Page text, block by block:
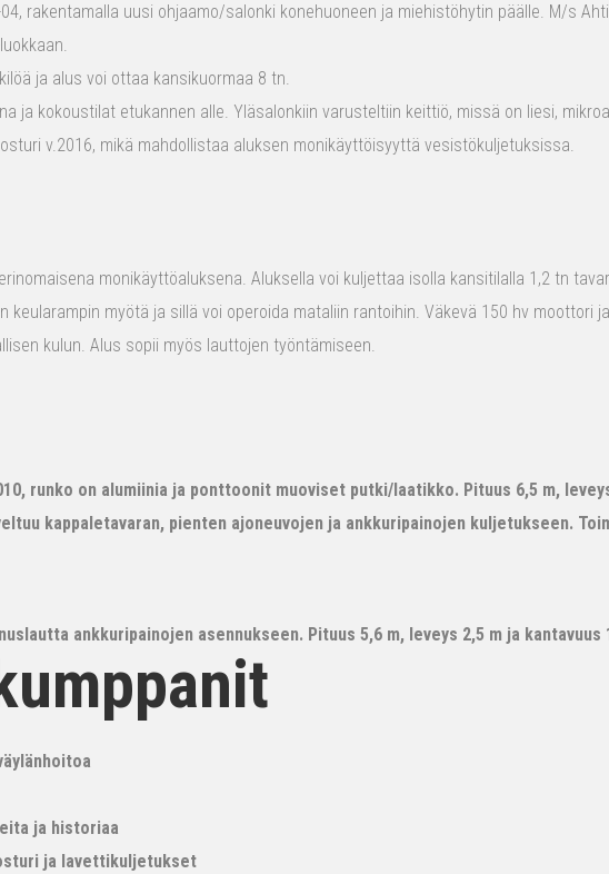
rakentamalla uusi ohjaamo/salonki konehuoneen ja miehistöhytin päälle. M/s
ja alus voi ottaa kansikuormaa 8 tn.
ja kokoustilat etukannen alle. Yläsalonkiin varusteltiin keittiö, missä on liesi,
v.2016, mikä mahdollistaa aluksen monikäyttöisyyttä vesistökuljetuksissa.
monikäyttöaluksena. Aluksella voi kuljettaa isolla kansitilalla 1,2 tn
keularampin myötä ja sillä voi operoida mataliin rantoihin. Väkevä 150 hv moottori
kulun. Alus sopii myös lauttojen työntämiseen.
runko on alumiinia ja ponttoonit muoviset putki/laatikko. Pituus 6,5 m,
kappaletavaran, pienten ajoneuvojen ja ankkuripainojen kuljetukseen.
ankkuripainojen asennukseen. Pituus 5,6 m, leveys 2,5 m ja
ja historiaa
ja lavettikuljetukset